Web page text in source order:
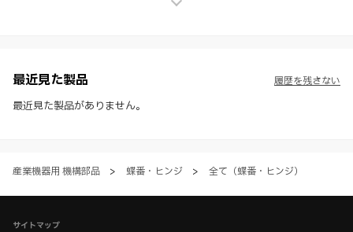
社製品の使用ご検討、又は販売促進目的の利用に限ります。
※ 本WEBサイト製品情報のご利用にあたっては、WEBサイト利用規
約、プライバシーポリシー、製品情報ガイドをご確認いただき、内容の
最近見た製品
最近見た製品がありません。
履歴を残さない
産業機器用 機構部品 > 蝶番・ヒンジ > 全て（蝶番・ヒンジ）
サイトマップ